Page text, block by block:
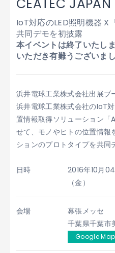
CEATEC JAPAN
IoT対応のLED照明機器 X
共同デモを初披露
本イベントは終了いたし
いただき有難うございまし
浜井電球工業株式会社出展
浜井電球工業株式会社のIoT
置情報取得ソリューション
せて、モノやヒトの位置情報
ションのプロトタイプを共同
日時
2016年10月
（金）
会場
幕張メッセ
千葉県千葉市
Google Map